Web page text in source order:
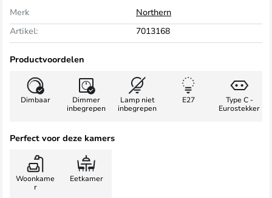
Merk
Northern
Artikel:
7013168
Productvoordelen
Dimbaar
Dimmer
inbegrepen
Lamp niet
inbegrepen
E27
Type C -
Eurostekker
Perfect voor deze kamers
Woonkame
r
Eetkamer